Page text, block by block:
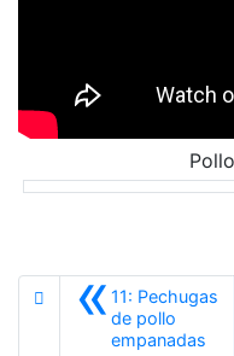
«11: Pechugas
de pollo
empanadas